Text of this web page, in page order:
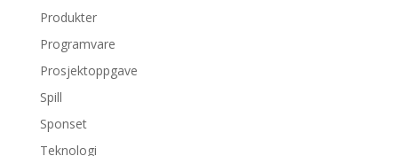
Produkter
Programvare
Prosjektoppgave
Spill
Sponset
Teknologi